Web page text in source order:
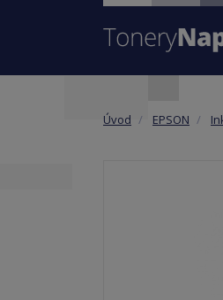
Úvod EPSON